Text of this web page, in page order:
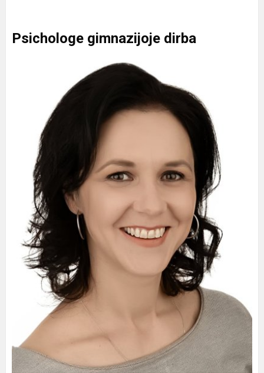
Psichologe gimnazijoje dirba